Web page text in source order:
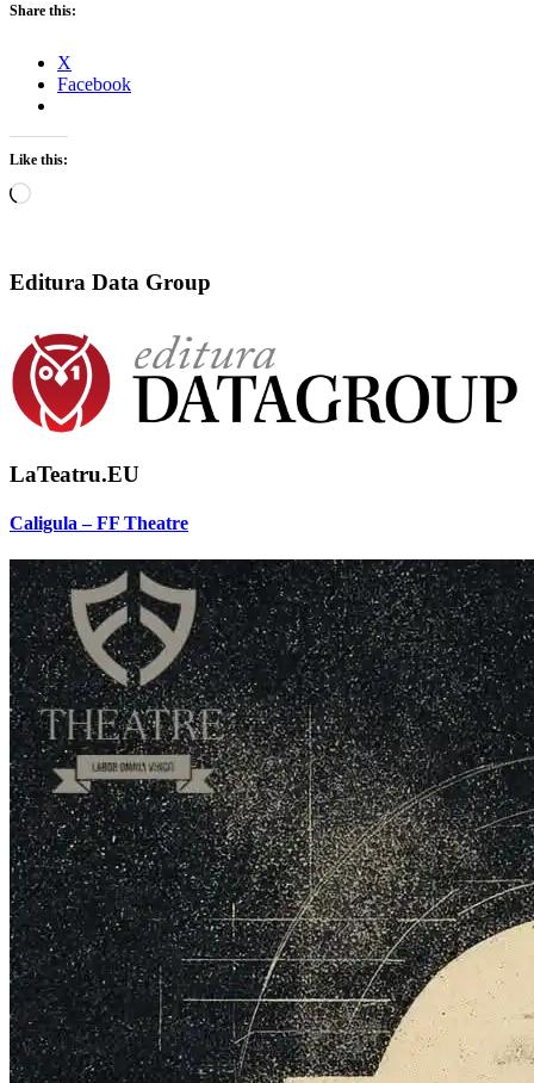
Share this:
X
Facebook
Like this:
Loading…
Editura Data Group
LaTeatru.EU
Caligula – FF Theatre